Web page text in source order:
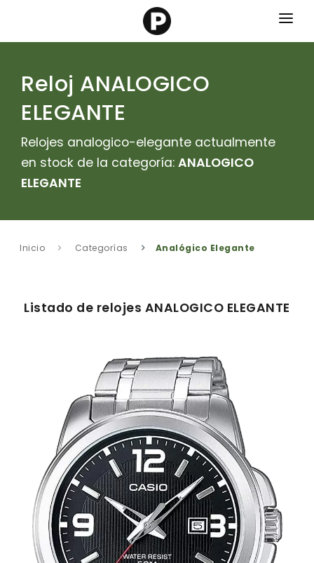
Marcas
Categorias
Contacto
Reloj ANALOGICO
ELEGANTE
Relojes analogico-elegante actualmente
en stock de la categoría: ANALOGICO
ELEGANTE
Inicio Categorías Analógico Elegante
Listado de relojes ANALOGICO ELEGANTE